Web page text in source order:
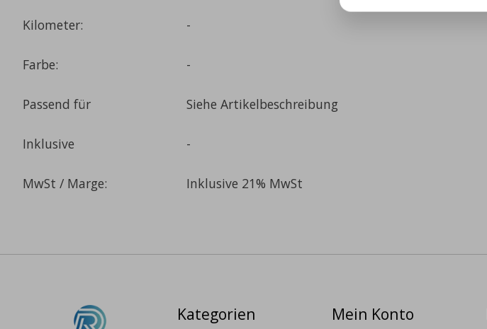
Kilometer: -
Farbe: -
Passend für Siehe Artikelbeschreibung
Inklusive -
MwSt / Marge: Inklusive 21% MwSt
Kategorien Mein Konto